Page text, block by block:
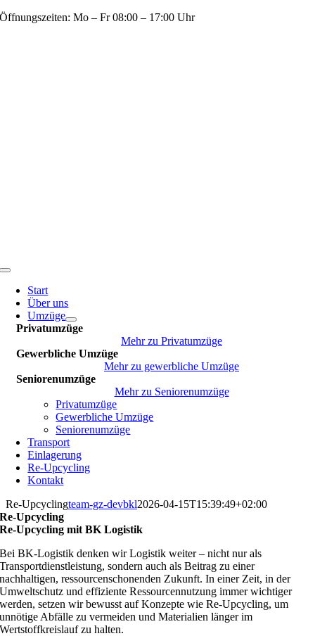
Zum
Öffnungszeiten: Mo – Fr 08:00 – 17:00 Uhr
Toggle
Navigation
Start
Über uns
Umzüge
Privatumzüge
Mehr zu Privatumzüge
Gewerbliche Umzüge
Mehr zu gewerbliche Umzüge
Seniorenumzüge
Mehr zu Seniorenumzüge
Privatumzüge
Gewerbliche Umzüge
Seniorenumzüge
Transport
Einlagerung
Re-Upcycling
Kontakt
Re-Upcyclingteam-gz-devbkl2026-04-15T15:39:49+02:00
Re-Upcycling
Re-Upcycling mit BK Logistik
Bei BK-Logistik denken wir Logistik weiter – nicht nur als
Transportdienstleistung, sondern auch als Beitrag zu einer
nachhaltigen, ressourcenschonenden Zukunft. In einer Zeit, in der
Umweltschutz und effiziente Ressourcennutzung immer wichtiger
werden, setzen wir bewusst auf Konzepte wie Re-Upcycling, um
unnötige Abfälle zu vermeiden und Materialien länger im
Wertstoffkreislauf zu halten.